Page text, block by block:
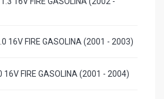
16V FIRE GASOLINA (2001 - 2003)
16V FIRE GASOLINA (2001 - 2004)